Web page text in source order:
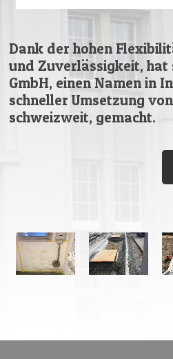
Dank der hohen
und Zuverlässigkeit, hat
GmbH, einen Namen in
schneller Umsetzung
schweizweit, gemacht.